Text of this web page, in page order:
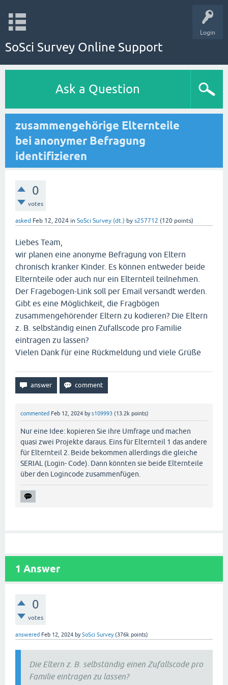
Login
SoSci Survey Online Support
Ask a Question
zusammengehörige Elternteile
bei anonymer Befragung
identifizieren
0
votes
asked Feb 12, 2024 in SoSci Survey (dt.) by s257712 (120 points)
Liebes Team,
wir planen eine anonyme Befragung von Eltern
chronisch kranker Kinder. Es können entweder beide
Elternteile oder auch nur ein Elternteil teilnehmen.
Der Fragebogen-Link soll per Email versandt werden.
Gibt es eine Möglichkeit, die Fragbögen
zusammengehörender Eltern zu kodieren? Die Eltern
z. B. selbständig einen Zufallscode pro Familie
eintragen zu lassen?
Vielen Dank für eine Rückmeldung und viele Grüße
commented Feb 12, 2024 bys109993 (13.2k points)
Nur eine Idee: kopieren Sie ihre Umfrage und machen
quasi zwei Projekte daraus. Eins für Elternteil 1 das andere
für Elternteil 2. Beide bekommen allerdings die gleiche
SERIAL (Login- Code). Dann könnten sie beide Elternteile
über den Logincode zusammenfügen.
1 Answer
0
votes
answered Feb 12, 2024 bySoSci Survey (376k points)
Die Eltern z. B. selbständig einen Zufallscode pro
Familie eintragen zu lassen?